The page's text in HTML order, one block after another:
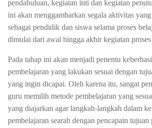
pendahuluan, kegiatan inti dan kegiatan
ini akan menggambarkan segala aktivitas
sebagai pendidik dan siswa selama proses
dimulai dari awal hingga akhir kegiatan
Pada tahap ini akan menjadi penentu
pembelajaran yang lakukan sesuai dengan
yang ingin dicapai. Oleh karena itu, sangat
guru memilih metode pembelajaran yang
yang diajarkan agar langkah-langkah dalam
pembelajaran searah dengan pencapain tujuan